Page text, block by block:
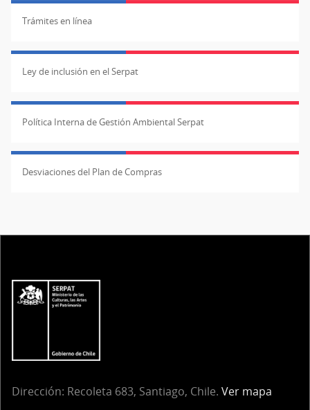
Trámites en línea
Ley de inclusión en el Serpat
Política Interna de Gestión Ambiental Serpat
Desviaciones del Plan de Compras
Dirección: Recoleta 683, Santiago, Chile. Ver mapa